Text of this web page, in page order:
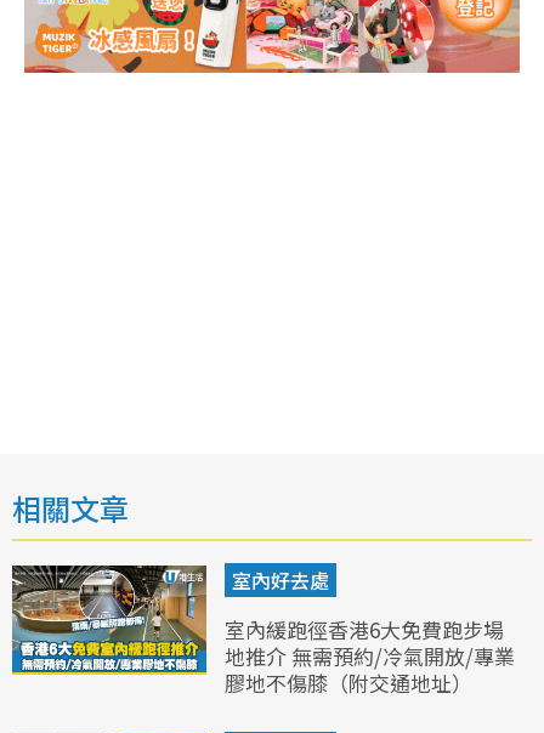
相關文章
室內好去處
室內緩跑徑香港6大免費跑步場
地推介 無需預約/冷氣開放/專業
膠地不傷膝（附交通地址）